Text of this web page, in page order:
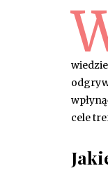
cele